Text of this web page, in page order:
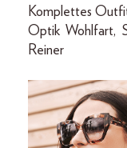
Komplettes
Optik Wohlfart,
Reiner